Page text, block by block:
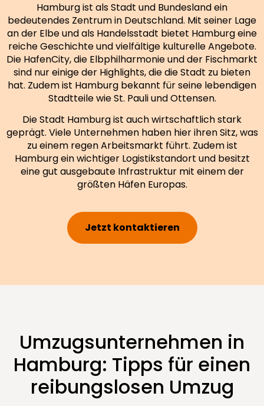
Hamburg ist als Stadt und Bundesland ein
bedeutendes Zentrum in Deutschland. Mit seiner Lage
an der Elbe und als Handelsstadt bietet Hamburg eine
reiche Geschichte und vielfältige kulturelle Angebote.
Die HafenCity, die Elbphilharmonie und der Fischmarkt
sind nur einige der Highlights, die die Stadt zu bieten
hat. Zudem ist Hamburg bekannt für seine lebendigen
Stadtteile wie St. Pauli und Ottensen.
Die Stadt Hamburg ist auch wirtschaftlich stark
geprägt. Viele Unternehmen haben hier ihren Sitz, was
zu einem regen Arbeitsmarkt führt. Zudem ist
Hamburg ein wichtiger Logistikstandort und besitzt
eine gut ausgebaute Infrastruktur mit einem der
größten Häfen Europas.
Jetzt kontaktieren
Umzugsunternehmen in
Hamburg: Tipps für einen
reibungslosen Umzug